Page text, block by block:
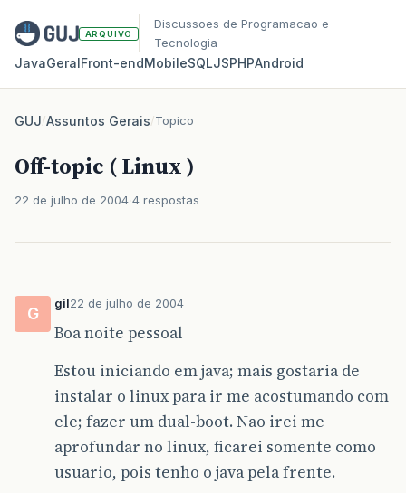
ARQUIVO
Discussoes de Programacao e
Tecnologia
JavaGeralFront‑endMobileSQLJSPHPAndroid
GUJ/Assuntos Gerais/Topico
Off-topic ( Linux )
22 de julho de 2004 4 respostas
G
gil22 de julho de 2004
Boa noite pessoal
Estou iniciando em java; mais gostaria de
instalar o linux para ir me acostumando com
ele; fazer um dual-boot. Nao irei me
aprofundar no linux, ficarei somente como
usuario, pois tenho o java pela frente.